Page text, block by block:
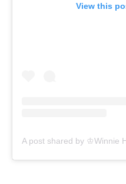
View this
A post shared by ♔Winnie